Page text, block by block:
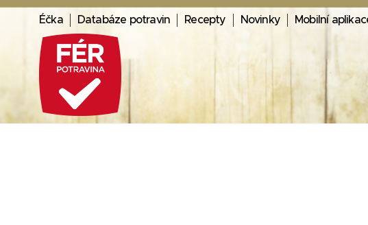
Éčka Databáze potravin Recepty Novinky Mobilní